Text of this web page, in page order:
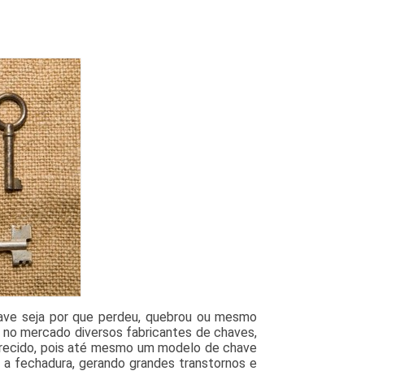
seja por que perdeu, quebrou ou mesmo
mercado diversos fabricantes de chaves,
pois até mesmo um modelo de chave
fechadura, gerando grandes transtornos e